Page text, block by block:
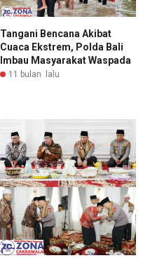
Tangani Bencana Akibat
Cuaca Ekstrem, Polda Bali
Imbau Masyarakat Waspada
11 bulan lalu